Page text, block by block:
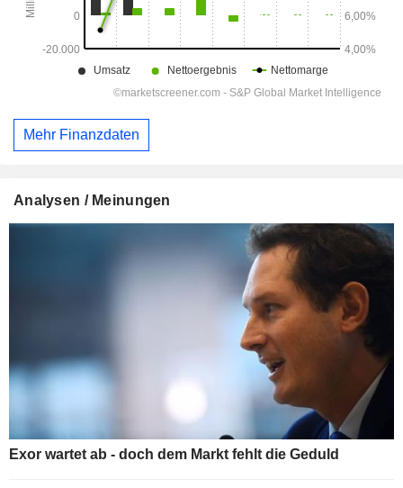
Mehr Finanzdaten
Analysen / Meinungen
Exor wartet ab - doch dem Markt fehlt die Geduld